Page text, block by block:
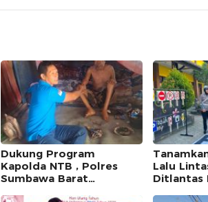
Dukung Program
Kapolda NTB , Polres
Sumbawa Barat
Lalu
Ditlantas